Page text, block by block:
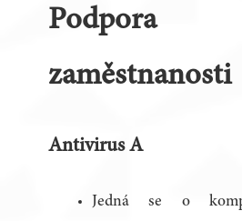
Podpora
zaměstnanosti
Antivirus A
Jedná se o